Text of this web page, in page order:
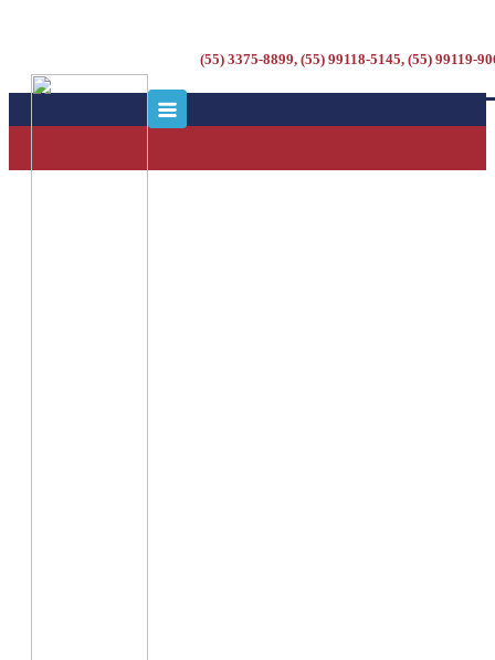
(55) 3375-8899, (55) 99118-5145, (55) 99119-